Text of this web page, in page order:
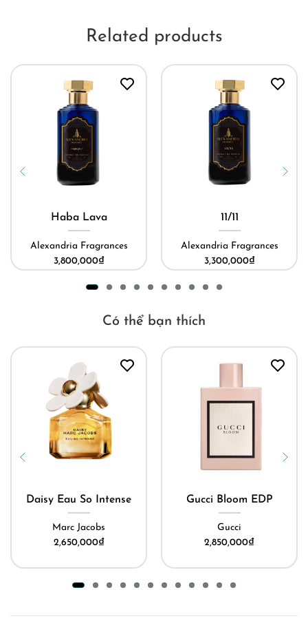
Related products
Haba Lava
Alexandria Fragrances
3,800,000₫
11/11
Alexandria Fragrances
3,300,000₫
Có thể bạn thích
Daisy Eau So Intense
Marc Jacobs
2,650,000₫
Gucci Bloom EDP
Gucci
2,850,000₫